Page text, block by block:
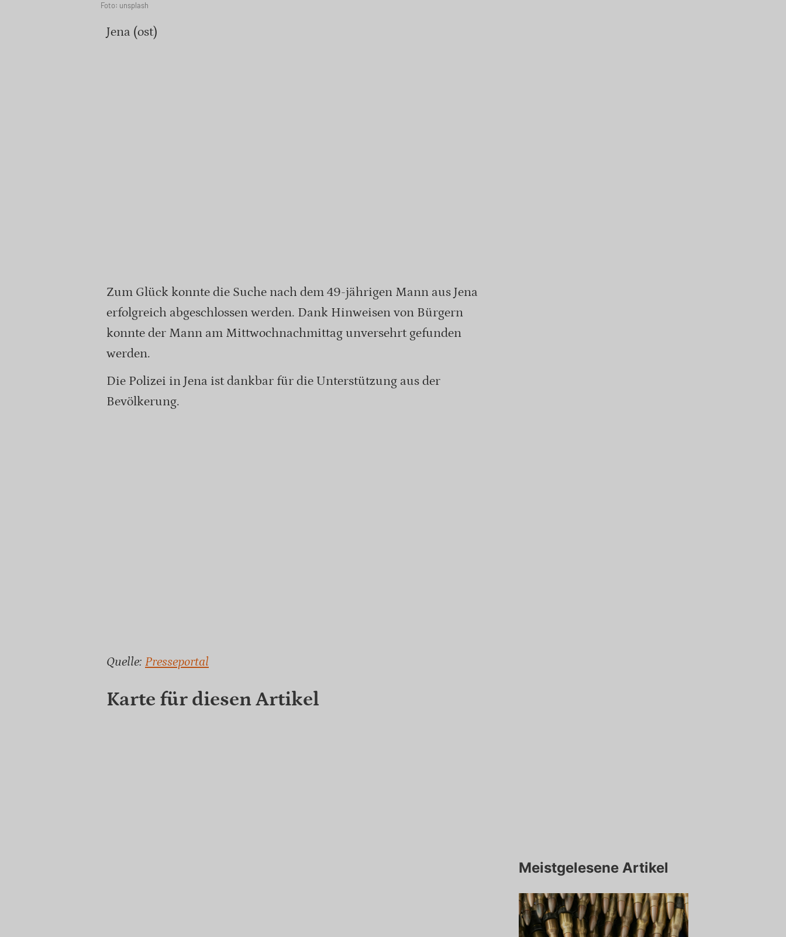
Foto: unsplash
Jena (ost)
Zum Glück konnte die Suche nach dem 49-jährigen Mann aus Jena
erfolgreich abgeschlossen werden. Dank Hinweisen von Bürgern
konnte der Mann am Mittwochnachmittag unversehrt gefunden
werden.
Die Polizei in Jena ist dankbar für die Unterstützung aus der
Bevölkerung.
Quelle: Presseportal
Karte für diesen Artikel
Meistgelesene Artikel